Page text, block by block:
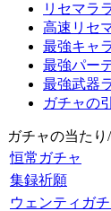
リセマラ
高速リセ
最強キャ
最強パー
最強武器
ガチャの
ガチャの当たり
恒常ガチャ
集録祈願
ウェンティガ